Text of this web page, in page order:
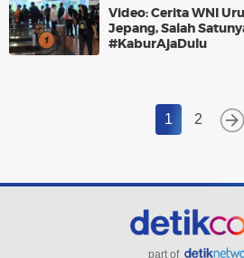
Video: Cerita WNI
Jepang, Salah
#KaburAjaDulu
1 2
part of